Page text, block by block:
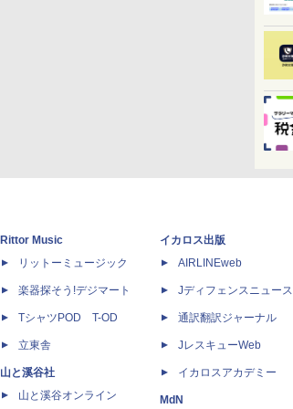
Rittor Music
リットーミュージック
楽器探そう!デジマート
TシャツPOD T-OD
立東舎
山と溪谷社
山と溪谷オンライン
イカロス出版
AIRLINEweb
Jディフェンスニュース
通訳翻訳ジャーナル
JレスキューWeb
イカロスアカデミー
MdN